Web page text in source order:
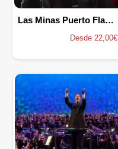
Las Minas Puerto Flamenco
Desde 22,00€